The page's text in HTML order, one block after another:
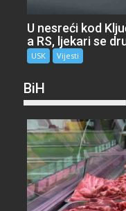
U nesreći kod
a RS, ljekari se
USK Vijesti
BiH